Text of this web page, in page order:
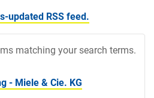
updated RSS feed.
matching your search terms.
date (newest first)
- Miele & Cie. KG